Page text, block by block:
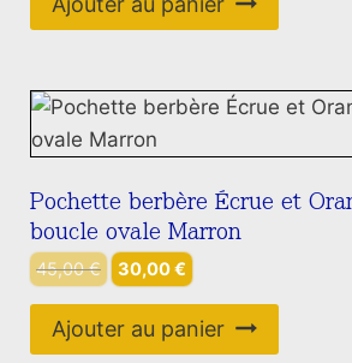
était :
est :
Pochette berbère Écrue et
boucle ovale Marron
45,00€ Le
initial
était :
30,00€ Le
actuel
est :
Ajouter au panier